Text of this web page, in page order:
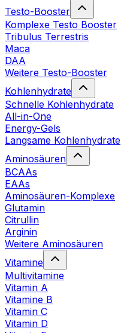
Testo-Booster
Komplexe Testo Booster
Tribulus Terrestris
Maca
DAA
Weitere Testo-Booster
Kohlenhydrate
Schnelle Kohlenhydrate
All-in-One
Energy-Gels
Langsame Kohlenhydrate
Aminosäuren
BCAAs
EAAs
Aminosäuren-Komplexe
Glutamin
Citrullin
Arginin
Weitere Aminosäuren
Vitamine
Multivitamine
Vitamin A
Vitamine B
Vitamin C
Vitamin D